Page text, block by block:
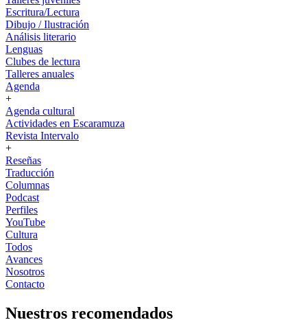
Escritura/Lectura
Dibujo / Ilustración
Análisis literario
Lenguas
Clubes de lectura
Talleres anuales
Agenda
+
Agenda cultural
Actividades en Escaramuza
Revista Intervalo
+
Reseñas
Traducción
Columnas
Podcast
Perfiles
YouTube
Cultura
Todos
Avances
Nosotros
Contacto
Nuestros recomendados